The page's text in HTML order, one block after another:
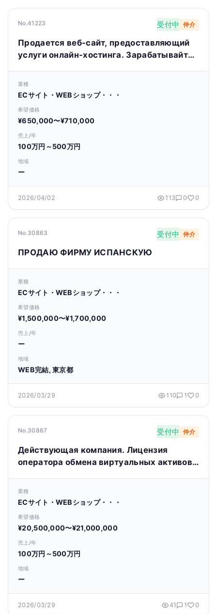
No.41223 受付中 仲介
Продается веб-сайт, предоставляющий
услуги онлайн-хостинга. Зарабатывайте
業種
ECサイト・WEBショップ・・・
希望価格
¥650,000〜¥710,000
売上/年
100万円～500万円
地域
ー
2026/04/02 113 0 0
No.30863 受付中 仲介
ПРОДАЮ ФИРМУ ИСПАНСКУЮ
業種
ECサイト・WEBショップ・・・
希望価格
¥1,500,000〜¥1,700,000
売上/年
ー
地域
WEB完結, 東京都
2026/03/29 110 1 0
No.30867 受付中 仲介
Действующая компания. Лицензия
оператора обмена виртуальных активов.
информацией на сайте.
業種
ECサイト・WEBショップ・・・
希望価格
¥20,500,000〜¥21,000,000
売上/年
100万円～500万円
地域
ー
2026/03/29 41 1 0